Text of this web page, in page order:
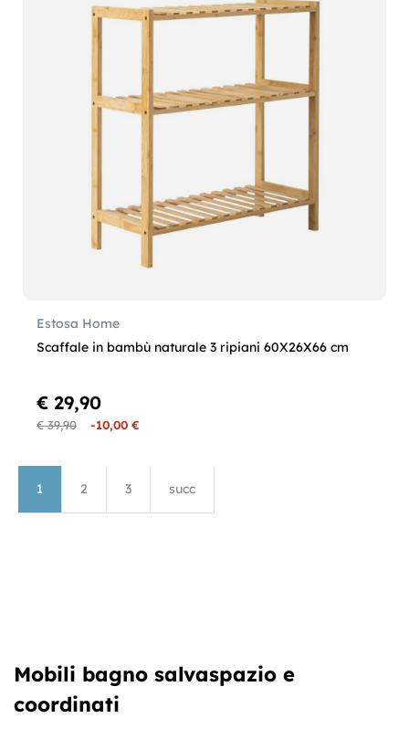
Estosa Home
Scaffale in bambù naturale 3 ripiani 60X26X66 cm
€ 39,90 -10,00 €
€ 29,90
1 2 3 succ
Mobili bagno salvaspazio e
coordinati